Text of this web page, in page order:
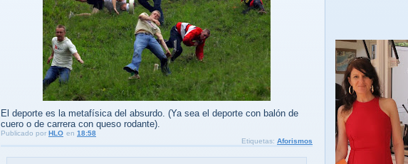
El deporte es la metafísica del absurdo. (Ya sea el deporte con balón de
cuero o de carrera con queso rodante).
Publicado por HLO en 18:58
Etiquetas: Aforismos